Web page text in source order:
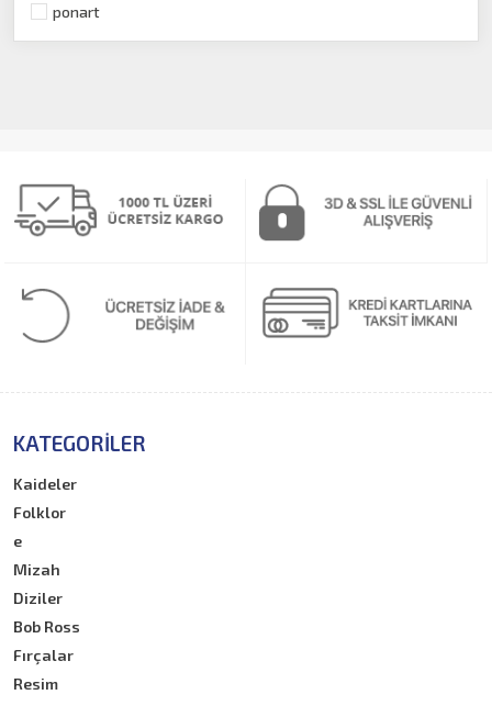
ponart
KATEGORILER
Kaideler
Folklor
e
Mizah
Diziler
Bob Ross
Fırçalar
Resim